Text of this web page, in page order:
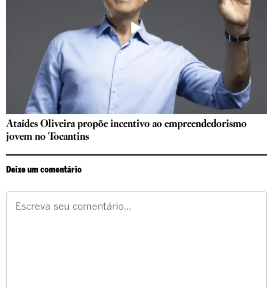
Ataídes Oliveira propõe incentivo ao empreendedorismo
jovem no Tocantins
Deixe um comentário